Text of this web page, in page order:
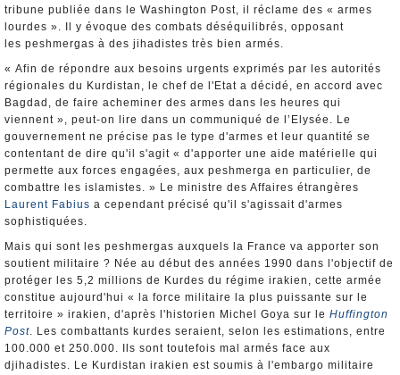
tribune publiée dans le Washington Post, il réclame des « armes
lourdes ». Il y évoque des combats déséquilibrés, opposant
les peshmergas à des jihadistes très bien armés.
« Afin de répondre aux besoins urgents exprimés par les autorités
régionales du Kurdistan, le chef de l'Etat a décidé, en accord avec
Bagdad, de faire acheminer des armes dans les heures qui
viennent », peut-on lire dans un communiqué de l’Elysée. Le
gouvernement ne précise pas le type d'armes et leur quantité se
contentant de dire qu'il s'agit « d'apporter une aide matérielle qui
permette aux forces engagées, aux peshmerga en particulier, de
combattre les islamistes. » Le ministre des Affaires étrangères
Laurent Fabius a cependant précisé qu'il s'agissait d'armes
sophistiquées.
Mais qui sont les peshmergas auxquels la France va apporter son
soutient militaire ? Née au début des années 1990 dans l'objectif de
protéger les 5,2 millions de Kurdes du régime irakien, cette armée
constitue aujourd'hui « la force militaire la plus puissante sur le
territoire » irakien, d'après l'historien Michel Goya sur le Huffington
Post. Les combattants kurdes seraient, selon les estimations, entre
100.000 et 250.000. Ils sont toutefois mal armés face aux
djihadistes. Le Kurdistan irakien est soumis à l'embargo militaire